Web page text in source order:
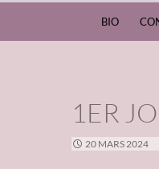
BIO
1ER
20 MARS 2024